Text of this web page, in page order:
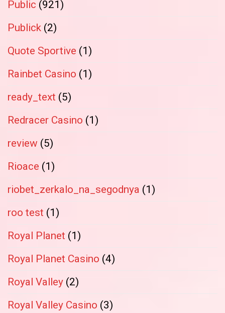
Public (921)
Publick (2)
Quote Sportive (1)
Rainbet Casino (1)
ready_text (5)
Redracer Casino (1)
review (5)
Rioace (1)
riobet_zerkalo_na_segodnya (1)
roo test (1)
Royal Planet (1)
Royal Planet Casino (4)
Royal Valley (2)
Royal Valley Casino (3)